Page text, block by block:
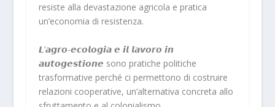
resiste alla devastazione agricola e pratica
un’economia di resistenza.
𝙇’𝙖𝙜𝙧𝙤-𝙚𝙘𝙤𝙡𝙤𝙜𝙞𝙖 𝙚 𝙞𝙡 𝙡𝙖𝙫𝙤𝙧𝙤 𝙞𝙣
𝙖𝙪𝙩𝙤𝙜𝙚𝙨𝙩𝙞𝙤𝙣𝙚 sono pratiche politiche
trasformative perché ci permettono di costruire
relazioni cooperative, un’alternativa concreta allo